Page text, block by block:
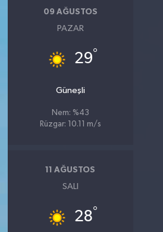
09 AĞUSTOS
PAZAR
29°
Güneşli
Nem: %43
Rüzgar: 10.11 m/s
11 AĞUSTOS
SALI
28°